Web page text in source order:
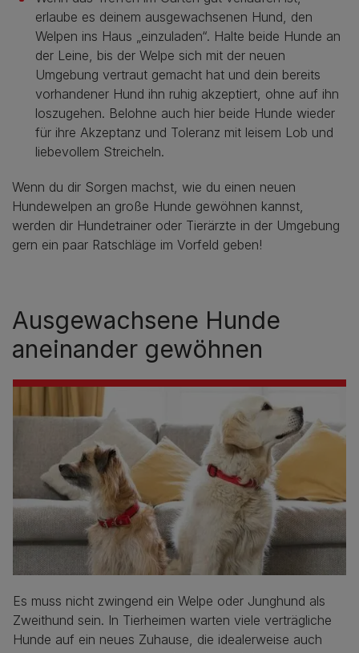
erlaube es deinem ausgewachsenen Hund, den
Welpen ins Haus „einzuladen“. Halte beide Hunde an
der Leine, bis der Welpe sich mit der neuen
Umgebung vertraut gemacht hat und dein bereits
vorhandener Hund ihn ruhig akzeptiert, ohne auf ihn
loszugehen. Belohne auch hier beide Hunde wieder
für ihre Akzeptanz und Toleranz mit leisem Lob und
liebevollem Streicheln.
Wenn du dir Sorgen machst, wie du einen neuen
Hundewelpen an große Hunde gewöhnen kannst,
werden dir Hundetrainer oder Tierärzte in der Umgebung
gern ein paar Ratschläge im Vorfeld geben!
Ausgewachsene Hunde
aneinander gewöhnen
Es muss nicht zwingend ein Welpe oder Junghund als
Zweithund sein. In Tierheimen warten viele verträgliche
Hunde auf ein neues Zuhause, die idealerweise auch